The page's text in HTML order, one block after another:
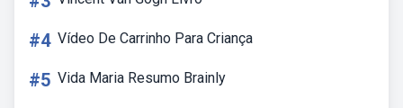
#4 Vídeo De Carrinho Para Criança
#5 Vida Maria Resumo Brainly